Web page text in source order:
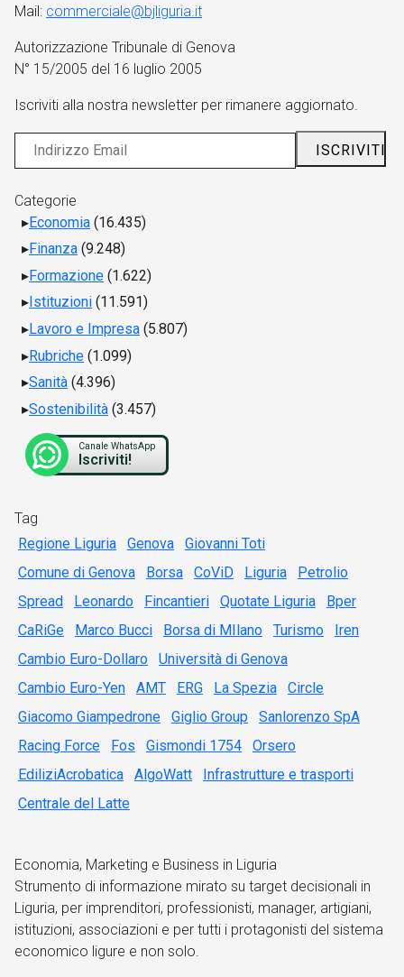
Mail: commerciale@bjliguria.it
Autorizzazione Tribunale di Genova
N° 15/2005 del 16 luglio 2005
Iscriviti alla nostra newsletter per rimanere aggiornato.
Categorie
Economia (16.435)
Finanza (9.248)
Formazione (1.622)
Istituzioni (11.591)
Lavoro e Impresa (5.807)
Rubriche (1.099)
Sanità (4.396)
Sostenibilità (3.457)
Canale WhatsApp
Iscriviti!
Tag
Regione Liguria
Genova
Giovanni Toti
Comune di Genova
Borsa CoViD Liguria
Petrolio
Spread
Leonardo Fincantieri Quotate Liguria
Bper
CaRiGe
Marco Bucci Borsa di MIlano Turismo
Iren
Cambio Euro-Dollaro
Università di Genova
Cambio Euro-Yen
AMT ERG La Spezia
Circle
Giacomo Giampedrone
Giglio Group
Sanlorenzo SpA
Racing Force
Fos Gismondi 1754
Orsero
EdiliziAcrobatica
AlgoWatt
Infrastrutture e trasporti
Centrale del Latte
Economia, Marketing e Business in Liguria
Strumento di informazione mirato su target decisionali in
Liguria, per imprenditori, professionisti, manager, artigiani,
istituzioni, associazioni e per tutti i protagonisti del sistema
economico ligure e non solo.